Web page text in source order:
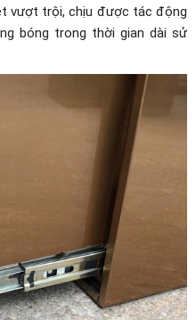
vượt trội, chịu được tác động
bóng trong thời gian dài sử